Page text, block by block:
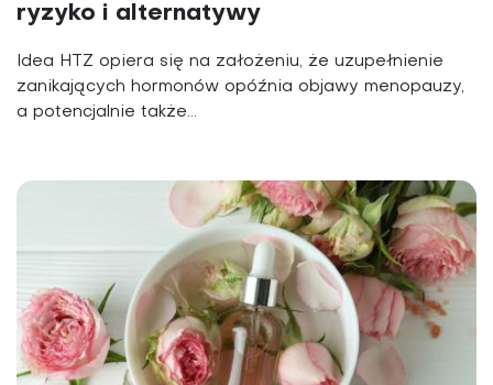
ryzyko i alternatywy
Idea HTZ opiera się na założeniu, że uzupełnienie
zanikających hormonów opóźnia objawy menopauzy,
a potencjalnie także...